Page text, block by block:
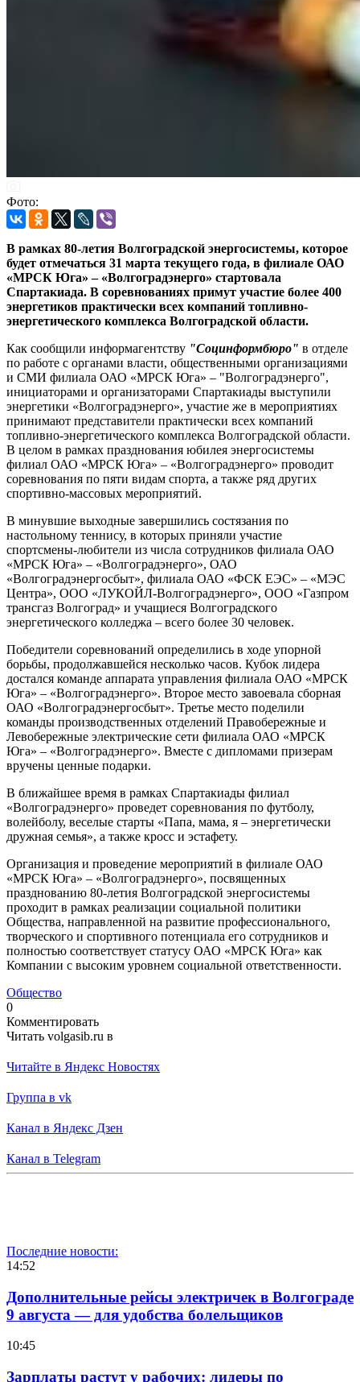
Фото:
В рамках 80-летия Волгоградской энергосистемы, которое
будет отмечаться 31 марта текущего года, в филиале ОАО
«МРСК Юга» – «Волгоградэнерго» стартовала
Спартакиада. В соревнованиях примут участие более 400
энергетиков практически всех компаний топливно-
энергетического комплекса Волгоградской области.
Как сообщили информагентству "Социнформбюро" в отделе
по работе с органами власти, общественными организациями
и СМИ филиала ОАО «МРСК Юга» – "Волгоградэнерго",
инициаторами и организаторами Спартакиады выступили
энергетики «Волгоградэнерго», участие же в мероприятиях
принимают представители практически всех компаний
топливно-энергетического комплекса Волгоградской области.
В целом в рамках празднования юбилея энергосистемы
филиал ОАО «МРСК Юга» – «Волгоградэнерго» проводит
соревнования по пяти видам спорта, а также ряд других
спортивно-массовых мероприятий.
В минувшие выходные завершились состязания по
настольному теннису, в которых приняли участие
спортсмены-любители из числа сотрудников филиала ОАО
«МРСК Юга» – «Волгоградэнерго», ОАО
«Волгоградэнергосбыт», филиала ОАО «ФСК ЕЭС» – «МЭС
Центра», ООО «ЛУКОЙЛ-Волгоградэнерго», ООО «Газпром
трансгаз Волгоград» и учащиеся Волгоградского
энергетического колледжа – всего более 30 человек.
Победители соревнований определились в ходе упорной
борьбы, продолжавшейся несколько часов. Кубок лидера
достался команде аппарата управления филиала ОАО «МРСК
Юга» – «Волгоградэнерго». Второе место завоевала сборная
ОАО «Волгоградэнергосбыт». Третье место поделили
команды производственных отделений Правобережные и
Левобережные электрические сети филиала ОАО «МРСК
Юга» – «Волгоградэнерго». Вместе с дипломами призерам
вручены ценные подарки.
В ближайшее время в рамках Спартакиады филиал
«Волгоградэнерго» проведет соревнования по футболу,
волейболу, веселые старты «Папа, мама, я – энергетически
дружная семья», а также кросс и эстафету.
Организация и проведение мероприятий в филиале ОАО
«МРСК Юга» – «Волгоградэнерго», посвященных
празднованию 80-летия Волгоградской энергосистемы
проходит в рамках реализации социальной политики
Общества, направленной на развитие профессионального,
творческого и спортивного потенциала его сотрудников и
полностью соответствует статусу ОАО «МРСК Юга» как
Компании с высоким уровнем социальной ответственности.
Общество
0
Комментировать
Читать volgasib.ru в
Читайте в Яндекс Новостях
Группа в vk
Канал в Яндекс Дзен
Канал в Telegram
Последние новости:
14:52
Дополнительные рейсы электричек в Волгограде
9 августа — для удобства болельщиков
10:45
Зарплаты растут у рабочих: лидеры по